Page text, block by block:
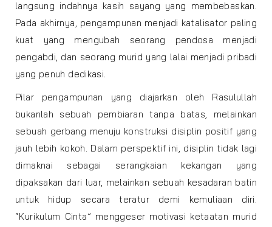
langsung indahnya kasih sayang yang membebaskan.
Pada akhirnya, pengampunan menjadi katalisator paling
kuat yang mengubah seorang pendosa menjadi
pengabdi, dan seorang murid yang lalai menjadi pribadi
yang penuh dedikasi.
Pilar pengampunan yang diajarkan oleh Rasulullah
bukanlah sebuah pembiaran tanpa batas, melainkan
sebuah gerbang menuju konstruksi disiplin positif yang
jauh lebih kokoh. Dalam perspektif ini, disiplin tidak lagi
dimaknai sebagai serangkaian kekangan yang
dipaksakan dari luar, melainkan sebuah kesadaran batin
untuk hidup secara teratur demi kemuliaan diri.
“Kurikulum Cinta” menggeser motivasi ketaatan murid